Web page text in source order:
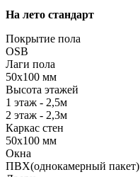
На лето стандарт
Покрытие пола
OSB
Лаги пола
50х100 мм
Высота этажей
1 этаж - 2,5м
2 этаж - 2,3м
Каркас стен
50х100 мм
Окна
ПВХ(однокамерный пакет)